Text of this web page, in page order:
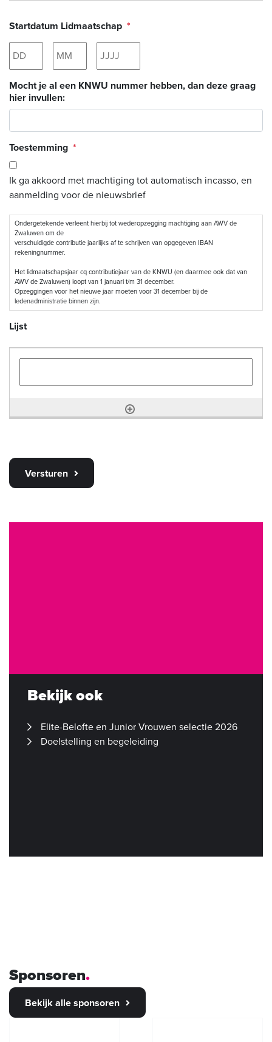
Startdatum Lidmaatschap *
Mocht je al een KNWU nummer hebben, dan deze graag
hier invullen:
Toestemming *
Ik ga akkoord met machtiging tot automatisch incasso, en
aanmelding voor de nieuwsbrief
Ondergetekende verleent hierbij tot wederopzegging machtiging aan AWV de
Zwaluwen om de
verschuldigde contributie jaarlijks af te schrijven van opgegeven IBAN
rekeningnummer.
Het lidmaatschapsjaar cq contributiejaar van de KNWU (en daarmee ook dat van
AWV de Zwaluwen) loopt van 1 januari t/m 31 december.
Opzeggingen voor het nieuwe jaar moeten voor 31 december bij de
ledenadministratie binnen zijn.
Lijst
Versturen
Bekijk ook
Elite-Belofte en Junior Vrouwen selectie 2026
Doelstelling en begeleiding
Sponsoren
Bekijk alle sponsoren